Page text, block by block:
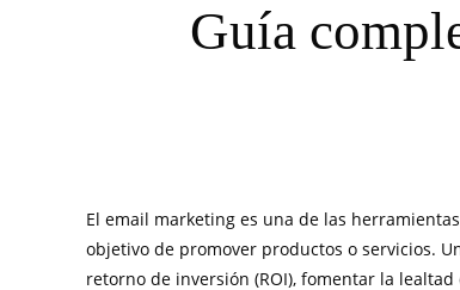
Guía
El email marketing es una de las
objetivo de promover productos o servicios.
retorno de inversión (ROI), fomentar la